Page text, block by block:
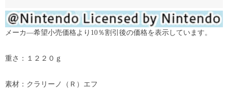
メーカ―希望小売価格より10％割引後の価格を表示しています。
重さ：１２２０ｇ
素材：クラリーノ（Ｒ）エフ